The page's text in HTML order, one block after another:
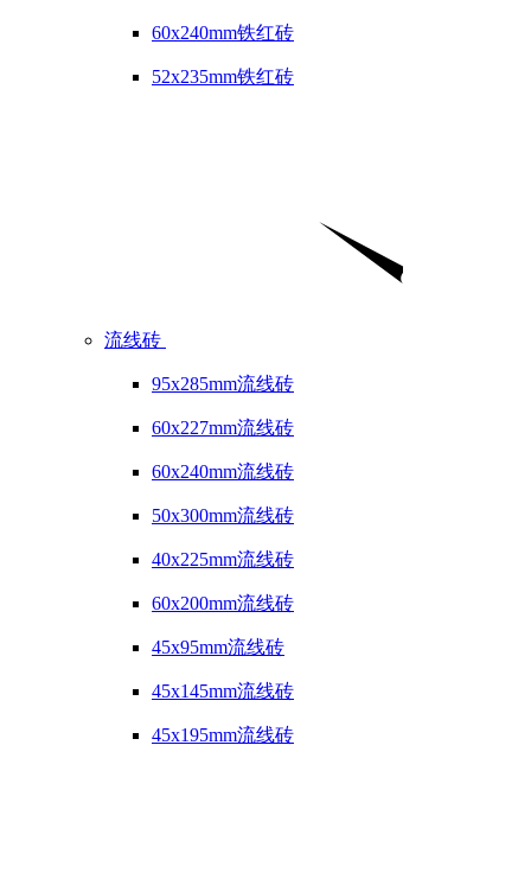
60x240mm铁红砖
52x235mm铁红砖
流线砖
95x285mm流线砖
60x227mm流线砖
60x240mm流线砖
50x300mm流线砖
40x225mm流线砖
60x200mm流线砖
45x95mm流线砖
45x145mm流线砖
45x195mm流线砖